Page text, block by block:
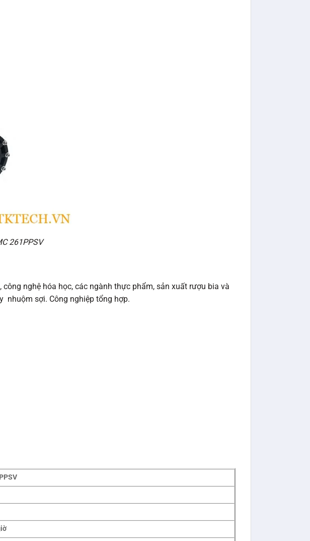
261PPSV
nghệ hóa học, các ngành thực phẩm, sản xuất rượu bia và
nhuộm sợi. Công nghiệp tổng hợp.